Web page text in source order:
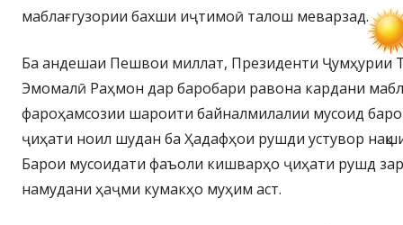
маблағгузории бахши иҷтимоӣ талош меварзад.
Ба андешаи Пешвои миллат, Президенти Ҷумҳурии
Эмомалӣ Раҳмон дар баробари равона кардани
фароҳамсозии шароити байналмилалии мусоид
ҷиҳати ноил шудан ба Ҳадафҳои рушди устувор
Барои мусоидати фаъоли кишварҳо ҷиҳати рушд
намудани ҳаҷми кумакҳо муҳим аст.